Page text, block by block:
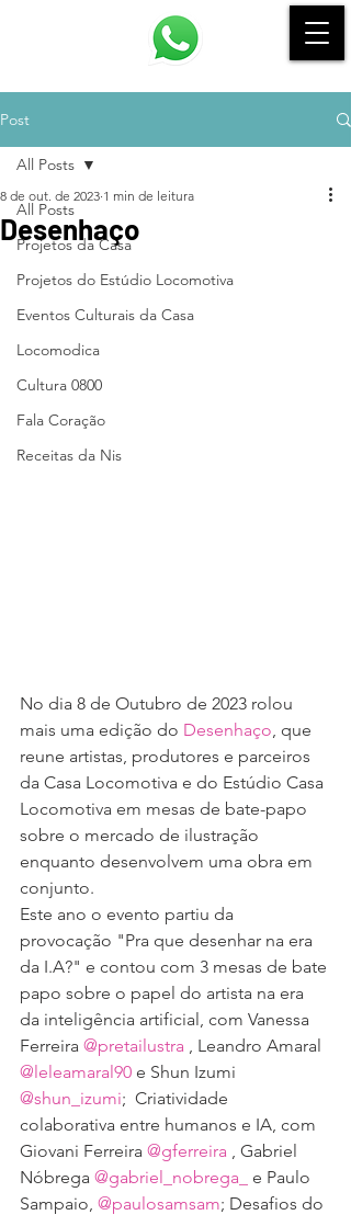
Post
All Posts
Projetos da Casa
Projetos do Estúdio Locomotiva
Eventos Culturais da Casa
Locomodica
Cultura 0800
Fala Coração
Receitas da Nis
All Posts
Desenhaço
8 de out. de 2023 1 min de leitura
No dia 8 de Outubro de 2023 rolou
mais uma edição do Desenhaço, que
reune artistas, produtores e parceiros
da Casa Locomotiva e do Estúdio Casa
Locomotiva em mesas de bate-papo
sobre o mercado de ilustração
enquanto desenvolvem uma obra em
conjunto.
Este ano o evento partiu da
provocação "Pra que desenhar na era
da I.A?" e contou com 3 mesas de bate
papo sobre o papel do artista na era
da inteligência artificial, com Vanessa
Ferreira @pretailustra , Leandro Amaral
@leleamaral90 e Shun Izumi
@shun_izumi; Criatividade
colaborativa entre humanos e IA, com
Giovani Ferreira @gferreira , Gabriel
Nóbrega @gabriel_nobrega_
e Paulo
Sampaio, @paulosamsam; Desafios do